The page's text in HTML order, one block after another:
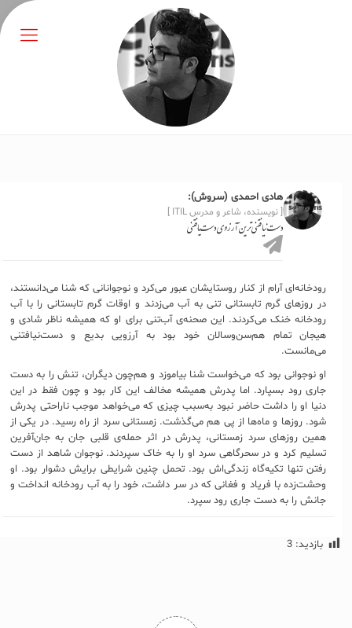
هادی احمدی (سروش):
[ نویسنده، شاعر و مدرس ITIL ]
دست‌نیافتنی‌ترین آرزوی دست‌یافتنی
رودخانه‌ای آرام از کنار روستایشان عبور می‌کرد و نوجوانانی که شنا می‌دانستند،
در روزهای گرم تابستانی تنی به آب می‌زدند و اوقات گرم تابستانی را با آب
رودخانه خنک می‌کردند. این صحنه‌ی آب‌تنی برای او که همیشه ناظر شادی و
هیجان تمام هم‌سن‌وسالان خود بود به آرزویی بدیع و دست‌نیافتنی
می‌مانست.
او نوجوانی بود که می‌خواست شنا بیاموزد و هم‌چون دیگران، تنش را به دست
جاری رود بسپارد. اما پدرش همیشه مخالف این کار بود و چون فقط در این
دنیا او را داشت حاضر نبود به‌سبب چیزی که می‌خواهد موجب ناراحتی پدرش
شود. روزها و ماه‌ها از پی هم می‌گذشت. زمستانی سرد از راه رسید. در یکی از
همین روزهای سرد زمستانی، پدرش در اثر حمله‌ی قلبی جان به جان‌آفرین
تسلیم کرد و در سحرگاهی سرد او را به خاک سپردند. نوجوان شاهد از دست
رفتن تنها تکیه‌گاه زندگی‌اش بود. تحمل چنین شرایطی برایش دشوار بود. او
وحشت‌زده با فریاد و فغانی که در سر داشت، خود را به آب رودخانه انداخت و
جانش را به دست جاری رود سپرد.
بازدید: 3